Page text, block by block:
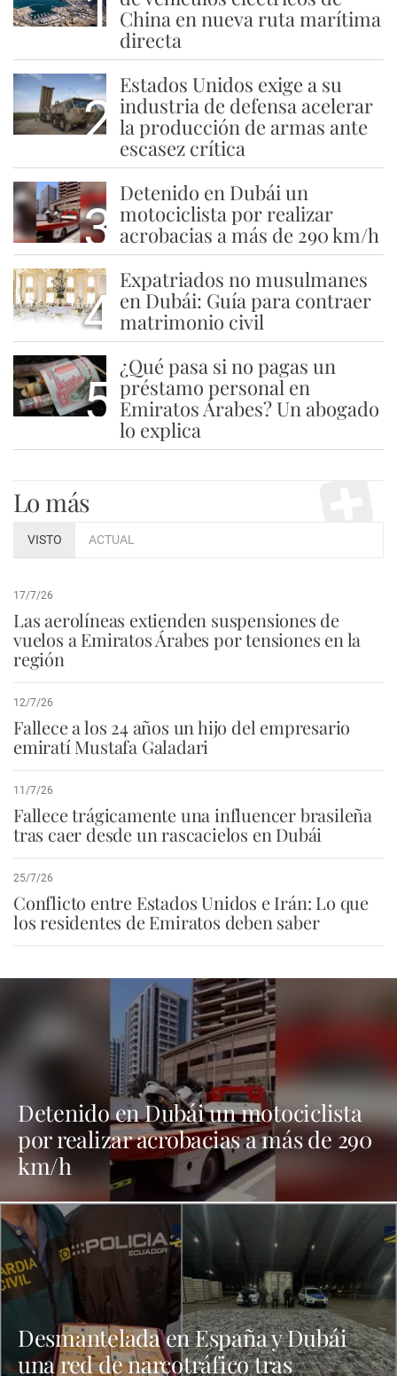
China en nueva ruta marítima
directa
2
Estados Unidos exige a su
industria de defensa acelerar
la producción de armas ante
escasez crítica
3
Detenido en Dubái un
motociclista por realizar
acrobacias a más de 290 km/h
4
Expatriados no musulmanes
en Dubái: Guía para contraer
matrimonio civil
5
¿Qué pasa si no pagas un
préstamo personal en
Emiratos Árabes? Un abogado
lo explica
Lo más
VISTO ACTUAL
17/7/26
Las aerolíneas extienden suspensiones de
vuelos a Emiratos Árabes por tensiones en la
región
12/7/26
Fallece a los 24 años un hijo del empresario
emiratí Mustafa Galadari
11/7/26
Fallece trágicamente una influencer brasileña
tras caer desde un rascacielos en Dubái
25/7/26
Conflicto entre Estados Unidos e Irán: Lo que
los residentes de Emiratos deben saber
Detenido en Dubái un motociclista
por realizar acrobacias a más de 290
km/h
Desmantelada en España y Dubái
una red de narcotráfico tras